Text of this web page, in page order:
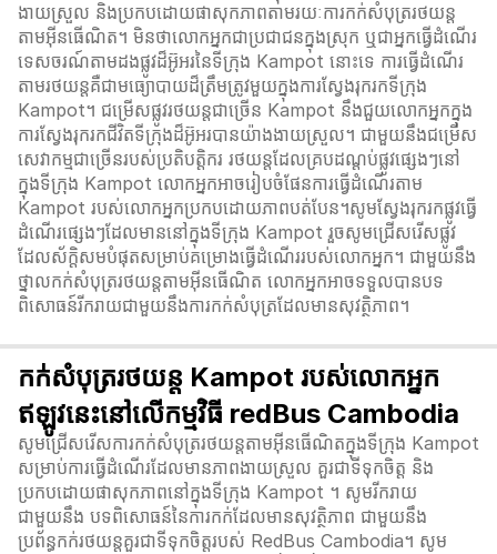
ងាយស្រួល និងប្រកបដោយផាសុកភាពតាមរយៈការកក់សំបុត្ររថយន្ត
តាមអ៊ីនធើណិត។ មិនថាលោកអ្នកជាប្រជាជនក្នុងស្រុក ឬជាអ្នកធ្វើដំណើរ
ទេសចរណ៍តាមដងផ្លូវដ៏អ៊ូអរនៃទីក្រុង Kampot នោះទេ ការធ្វើដំណើរ
តាមរថយន្តគឺជាមធ្យោបាយដ៏ត្រឹមត្រូវមួយក្នុងការស្វែងរុករកទីក្រុង
Kampot។ ជម្រើសផ្លូវរថយន្តជាច្រើន Kampot នឹងជួយលោកអ្នកក្នុង
ការស្វែងរុករកជីវិតទីក្រុងដ៏អ៊ូ​អរបានយ៉ាងងាយស្រួល។ ជាមួយនឹងជម្រើស
សេវាកម្មជាច្រើនរបស់ប្រតិបត្តិករ រថយន្តដែលគ្របដណ្តប់ផ្លូវផ្សេងៗនៅ
ក្នុងទីក្រុង Kampot លោកអ្នកអាចរៀបចំផែនការធ្វើដំណើរតាម
Kampot របស់លោកអ្នកប្រកបដោយភាពបត់បែន។សូមស្វែងរុករកផ្លូវធ្វើ
ដំណើរផ្សេងៗដែលមាននៅក្នុងទីក្រុង Kampot រួចសូមជ្រើសរើសផ្លូវ
ដែលស័ក្តិសមបំផុតសម្រាប់គម្រោងធ្វើដំណើររបស់លោកអ្នក។ ជាមួយនឹង
ថ្នាលកក់សំបុត្ររថយន្តតាមអ៊ីនធើណិត លោកអ្នកអាចទទួលបានបទ
ពិសោធន៍រីករាយជាមួយនឹងការកក់សំបុត្រដែលមានសុវត្ថិភាព។
កក់សំបុត្ររថយន្ត Kampot របស់លោកអ្នក
ឥឡូវនេះនៅលើកម្មវិធី redBus Cambodia
សូមជ្រើសរើសការកក់សំបុត្ររថយន្តតាមអ៊ីនធើណិតក្នុងទីក្រុង Kampot
សម្រាប់ការធ្វើដំណើរដែលមានភាពងាយស្រួល គួរជាទីទុកចិត្ត និង
ប្រកបដោយផាសុកភាពនៅក្នុងទីក្រុង Kampot ។ សូមរីករាយ
ជាមួយនឹង បទពិសោធន៍នៃការកក់ដែលមានសុវត្ថិភាព ជាមួយនឹង
ប្រព័ន្ធកក់រថយន្តគួរជាទីទុកចិត្តរបស់ RedBus Cambodia។ សូម